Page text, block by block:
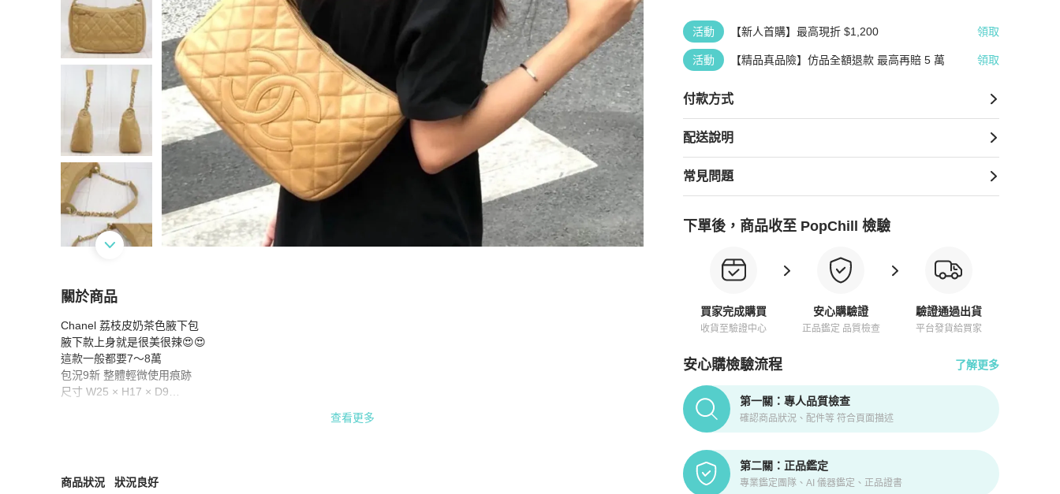
活動 【新人首購】最高現折 $1,200 領取
活動 【精品真品險】仿品全額退款 最高再賠 5 萬 領取
付款方式
配送說明
常見問題
下單後，商品收至 PopChill 檢驗
買家完成購買
收貨至驗證中心
安心購驗證
正品鑑定 品質檢查
驗證通過出貨
平台發貨給買家
安心購檢驗流程 了解更多
PopChill拍拍圈正品驗證、安心購檢驗流程介紹
第一關：專人品質檢查
確認商品狀況、配件等 符合頁面描述
第二關：正品鑑定
專業鑑定團隊、AI 儀器鑑定、正品證書
關於商品
關於Chanel 荔枝皮奶茶色腋下包
Chanel 荔枝皮奶茶色腋下包
腋下款上身就是很美很辣😍😍
這款一般都要7～8萬
包況9新 整體輕微使用痕跡
尺寸 W25 × H17 × D9
查看更多
商品狀況
Chanel女包商品狀態與細節
狀況良好